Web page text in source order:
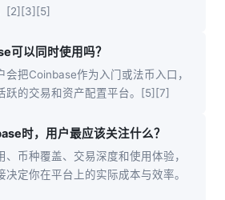
[2][3][5]
可以同时使用吗？
会把Coinbase作为入门或法币入口，
跃的交易和资产配置平台。[5][7]
时，用户最应该关注什么？
、币种覆盖、交易深度和使用体验，
决定你在平台上的实际成本与效率。